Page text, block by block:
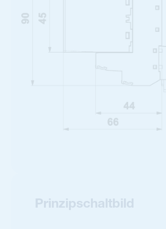
Prinzipschaltbild